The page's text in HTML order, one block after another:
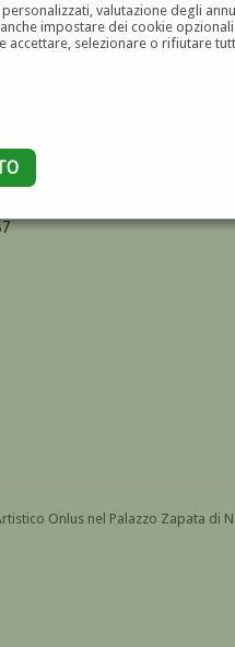
valutazione degli
impostare dei cookie
accettare, selezionare o rifiutare
Onlus nel Palazzo Zapata di